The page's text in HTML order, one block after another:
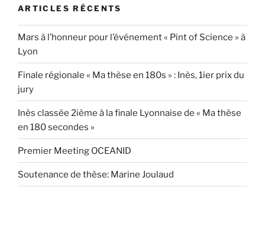
ARTICLES RÉCENTS
Mars à l’honneur pour l’événement « Pint of Science » à
Lyon
Finale régionale « Ma thèse en 180s » : Inès, 1ier prix du
jury
Inès classée 2ième à la finale Lyonnaise de « Ma thèse
en 180 secondes »
Premier Meeting OCEANID
Soutenance de thèse: Marine Joulaud